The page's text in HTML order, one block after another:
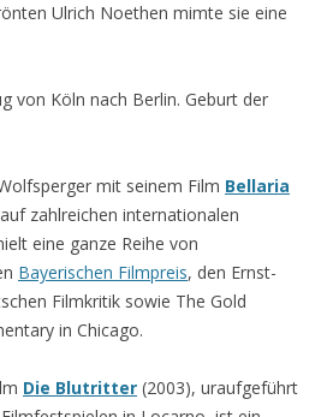
Ulrich Noethen mimte sie eine
von Köln nach Berlin. Geburt der
mit seinem Film Bellaria
auf zahlreichen internationalen
eine ganze Reihe von
Bayerischen Filmpreis, den Ernst-
Filmkritik sowie The Gold
in Chicago.
Die Blutritter (2003), uraufgeführt